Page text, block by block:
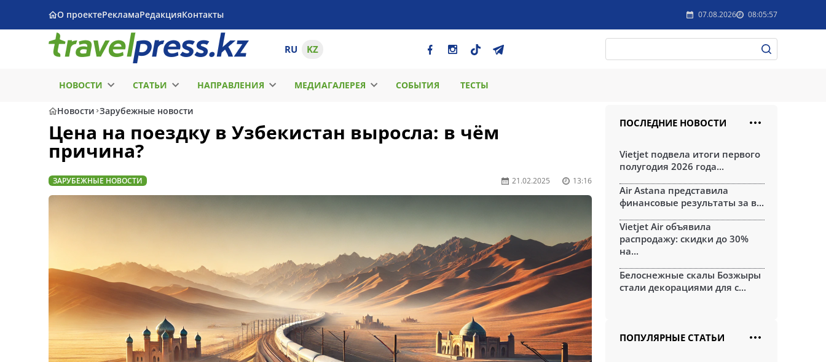
О проектеРекламаРедакцияКонтакты 07.08.2026 08:05:57
RU KZ
НОВОСТИ СТАТЬИ НАПРАВЛЕНИЯ МЕДИАГАЛЕРЕЯ СОБЫТИЯ ТЕСТЫ
Новости Зарубежные новости
Цена на поездку в Узбекистан выросла: в чём
причина?
ЗАРУБЕЖНЫЕ НОВОСТИ 21.02.2025 13:16
ПОСЛЕДНИЕ НОВОСТИ
Vietjet подвела итоги первого
полугодия 2026 года...
Air Astana представила
финансовые результаты за в...
Vietjet Air объявила
распродажу: скидки до 30%
на...
Белоснежные скалы Бозжыры
стали декорациями для с...
ПОПУЛЯРНЫЕ СТАТЬИ